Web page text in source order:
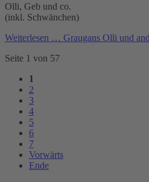
Olli, Geb und co.
(inkl. Schwänchen)
Weiterlesen … Graugans Olli und
Seite 1 von 57
1
2
3
4
5
6
7
Vorwärts
Ende